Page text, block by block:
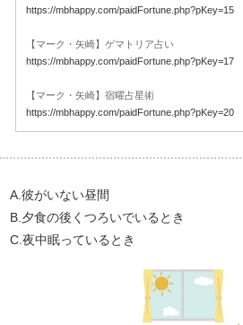
https://mbhappy.com/paidFortune.php?pKey=15
【マーク・矢崎】ゲマトリア占い
https://mbhappy.com/paidFortune.php?pKey=17
【マーク・矢崎】宿曜占星術
https://mbhappy.com/paidFortune.php?pKey=20
A.彼がいない昼間
B.夕食の後くつろいでいるとき
C.夜中眠っているとき